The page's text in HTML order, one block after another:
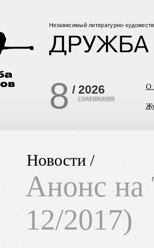
Независимый литературно-
8 / 2026
содержание
О
Новости /
Анонс на
12/2017)